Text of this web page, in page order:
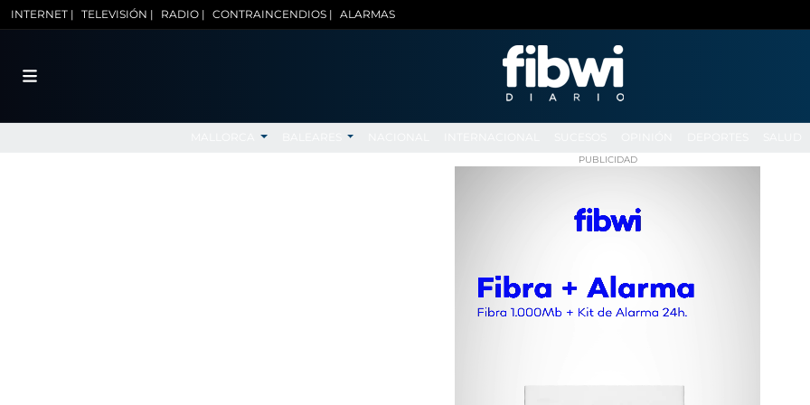
INTERNET | TELEVISIÓN | RADIO | CONTRAINCENDIOS | ALARMAS